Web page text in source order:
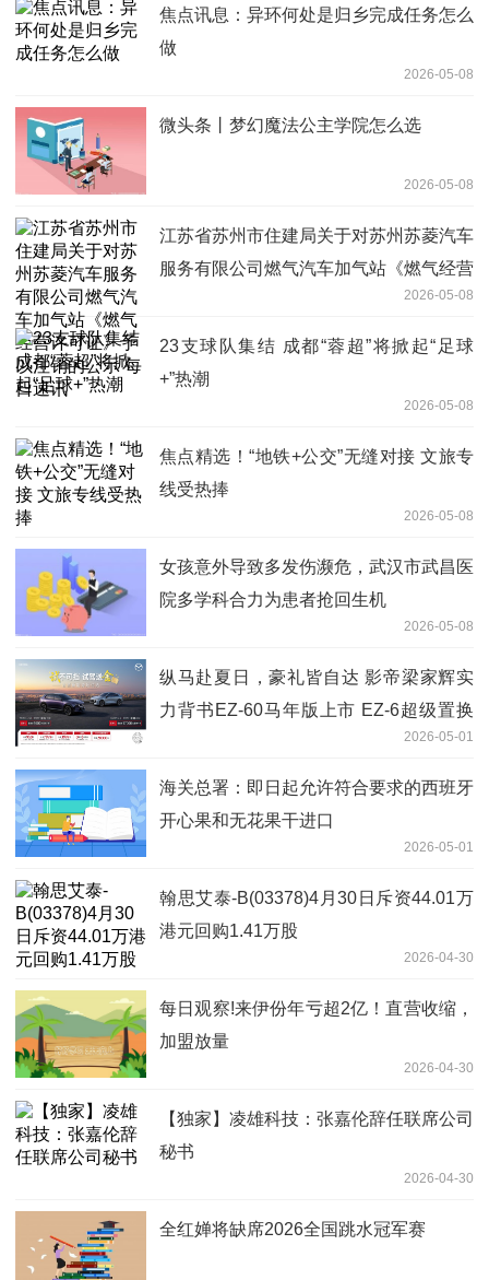
焦点讯息：异环何处是归乡完成任务怎么
做
2026-05-08
微头条丨梦幻魔法公主学院怎么选
2026-05-08
‌江苏省苏州市住建局关于对苏州苏菱汽车
服务有限公司燃气汽车加气站《燃气经营
许可证》予以注销的公示 每日速讯2026-05-08
23支球队集结 成都“蓉超”将掀起“足球
+”热潮
2026-05-08
焦点精选！“地铁+公交”无缝对接 文旅专
线受热捧
2026-05-08
女孩意外导致多发伤濒危，武汉市武昌医
院多学科合力为患者抢回生机
2026-05-08
纵马赴夏日，豪礼皆自达 影帝梁家辉实
力背书EZ-60马年版上市 EZ-6超级置换
2026-05-01
海关总署：即日起允许符合要求的西班牙
开心果和无花果干进口
2026-05-01
翰思艾泰-B(03378)4月30日斥资44.01万
港元回购1.41万股
2026-04-30
每日观察!来伊份年亏超2亿！直营收缩，
加盟放量
2026-04-30
【独家】凌雄科技：张嘉伦辞任联席公司
秘书
2026-04-30
全红婵将缺席2026全国跳水冠军赛